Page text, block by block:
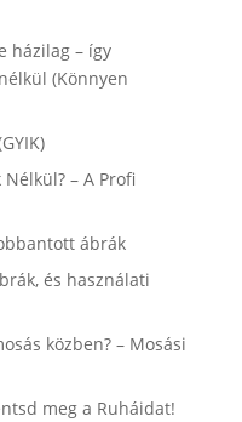
házilag – így
(Könnyen
– A Profi
ábrák
és használati
közben? – Mosási
meg a Ruháidat!